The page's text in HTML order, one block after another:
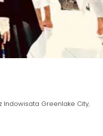
Indowisata Greenlake City,